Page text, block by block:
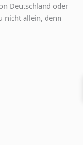
Deutschland oder
nicht allein, denn